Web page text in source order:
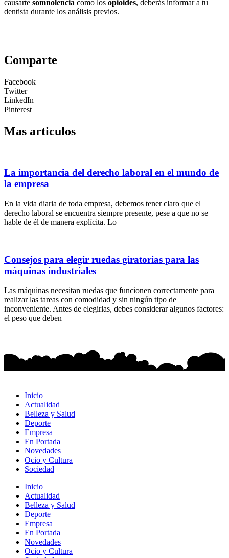
causarte somnolencia como los opioides, deberás informar a tu
dentista durante los análisis previos.
Comparte
Facebook
Twitter
LinkedIn
Pinterest
Mas articulos
La importancia del derecho laboral en el mundo de
la empresa
En la vida diaria de toda empresa, debemos tener claro que el
derecho laboral se encuentra siempre presente, pese a que no se
hable de él de manera explícita. Lo
Consejos para elegir ruedas giratorias para las
máquinas industriales
Las máquinas necesitan ruedas que funcionen correctamente para
realizar las tareas con comodidad y sin ningún tipo de
inconveniente. Antes de elegirlas, debes considerar algunos factores:
el peso que deben
Inicio
Actualidad
Belleza y Salud
Deporte
Empresa
En Portada
Novedades
Ocio y Cultura
Sociedad
Inicio
Actualidad
Belleza y Salud
Deporte
Empresa
En Portada
Novedades
Ocio y Cultura